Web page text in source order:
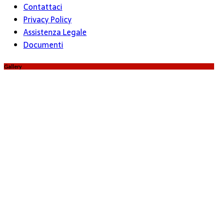
Contattaci
Privacy Policy
Assistenza Legale
Documenti
Gallery